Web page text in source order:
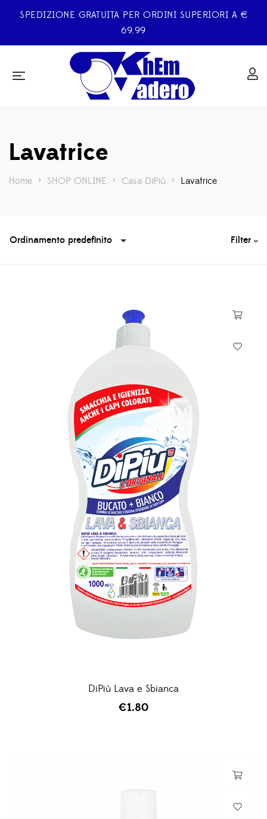
SPEDIZIONE GRATUITA PER ORDINI SUPERIORI A €
69.99
Lavatrice
Home > SHOP ONLINE > Casa DiPiù > Lavatrice
Filter
DiPiù Lava e Sbianca
€1.80